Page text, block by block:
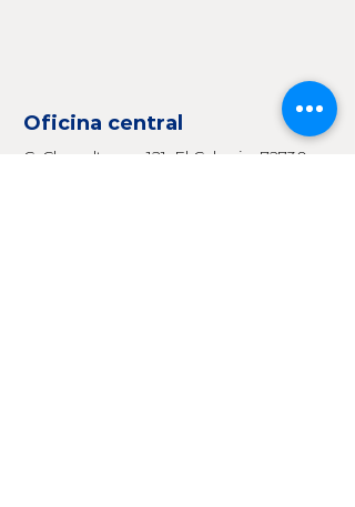
Oficina central
C. Chapultepec 121, El Calvario, 72730